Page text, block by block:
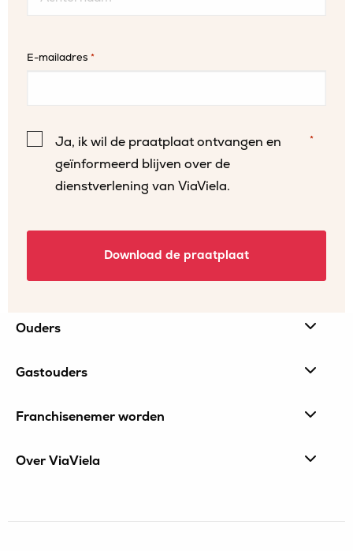
E-mailadres *
Instemming
Ja, ik wil de praatplaat ontvangen en
geïnformeerd blijven over de
dienstverlening van ViaViela.
*
Site
footer
Ouders
Gastouders
Franchisenemer worden
Over ViaViela